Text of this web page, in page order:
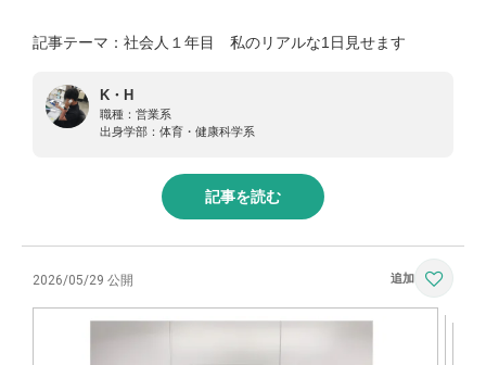
記事テーマ：社会人１年目 私のリアルな1日見せます
K・H
職種： 営業系
出身学部： 体育・健康科学系
記事を読む
2026/05/29 公開